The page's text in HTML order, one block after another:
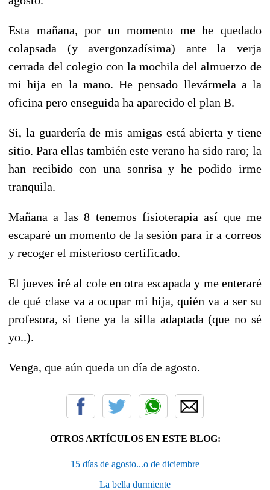
Esta mañana, por un momento me he quedado
colapsada (y avergonzadísima) ante la verja
cerrada del colegio con la mochila del almuerzo de
mi hija en la mano. He pensado llevármela a la
oficina pero enseguida ha aparecido el plan B.
Si, la guardería de mis amigas está abierta y tiene
sitio. Para ellas también este verano ha sido raro; la
han recibido con una sonrisa y he podido irme
tranquila.
Mañana a las 8 tenemos fisioterapia así que me
escaparé un momento de la sesión para ir a correos
y recoger el misterioso certificado.
El jueves iré al cole en otra escapada y me enteraré
de qué clase va a ocupar mi hija, quién va a ser su
profesora, si tiene ya la silla adaptada (que no sé
yo..).
Venga, que aún queda un día de agosto.
OTROS ARTÍCULOS EN ESTE BLOG:
15 días de agosto...o de diciembre
La bella durmiente